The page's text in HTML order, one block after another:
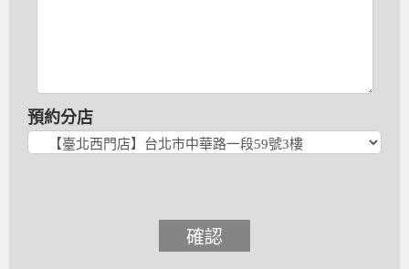
預約分店
確認